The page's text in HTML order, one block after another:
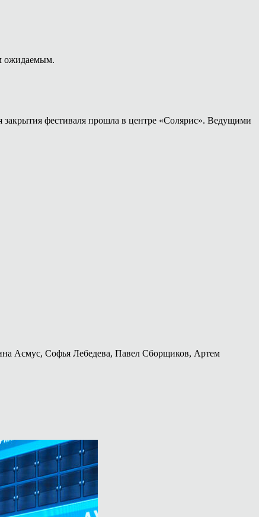
ожидаемым.
фестиваля прошла в центре «Солярис». Ведущими
Асмус, Софья Лебедева, Павел Сборщиков, Артем